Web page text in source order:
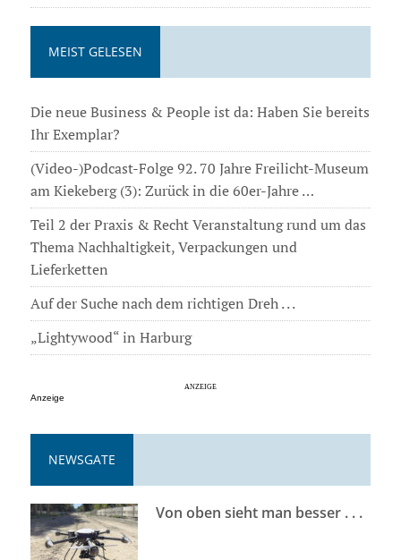
MEIST GELESEN
Die neue Business & People ist da: Haben Sie bereits
Ihr Exemplar?
(Video-)Podcast-Folge 92. 70 Jahre Freilicht-Museum
am Kiekeberg (3): Zurück in die 60er-Jahre …
Teil 2 der Praxis & Recht Veranstaltung rund um das
Thema Nachhaltigkeit, Verpackungen und
Lieferketten
Auf der Suche nach dem richtigen Dreh . . .
„Lightywood“ in Harburg
Anzeige
NEWSGATE
Von oben sieht man besser . . .